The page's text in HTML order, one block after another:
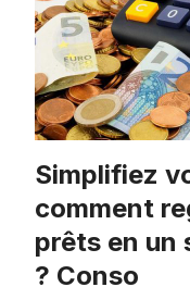
Simplifiez
comment
prêts en un
? Conso